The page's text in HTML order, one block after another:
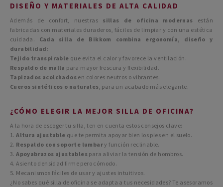
DISEÑO Y MATERIALES DE ALTA CALIDAD
Además de confort, nuestras sillas de oficina modernas
están
fabricadas con materiales duraderos, fáciles de limpiar y con una estética
cuidada. Cada silla de Bikkom combina ergonomía, diseño y
durabilidad:
Tejido transpirable que evita el calor y favorece la ventilación.
Respaldo de malla para mayor frescura y flexibilidad.
Tapizados acolchados en colores neutros o vibrantes.
Cueros sintéticos o naturales , para un acabado más elegante.
¿CÓMO ELEGIR LA MEJOR SILLA DE OFICINA?
A la hora de escoger tu silla, ten en cuenta estos consejos clave:
1.Altura ajustable que te permita apoyar bien los pies en el suelo.
2. Respaldo con soporte lumbary función reclinable.
3.Apoyabrazos ajustables para aliviar la tensión de hombros.
4. Asiento densidad firme pero cómodo.
5. Mecanismos fáciles de usar y ajustes intuitivos.
¿No sabes qué silla de oficina se adapta a tus necesidades? Te asesoramos